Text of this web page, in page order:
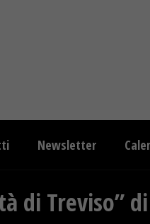
Newsletter
di Treviso”